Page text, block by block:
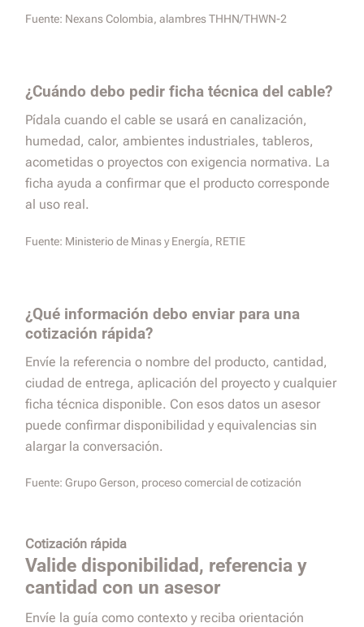
Fuente: Nexans Colombia, alambres THHN/THWN-2
¿Cuándo debo pedir ficha técnica del cable?
Pídala cuando el cable se usará en canalización,
humedad, calor, ambientes industriales, tableros,
acometidas o proyectos con exigencia normativa. La
ficha ayuda a confirmar que el producto corresponde
al uso real.
Fuente: Ministerio de Minas y Energía, RETIE
¿Qué información debo enviar para una
cotización rápida?
Envíe la referencia o nombre del producto, cantidad,
ciudad de entrega, aplicación del proyecto y cualquier
ficha técnica disponible. Con esos datos un asesor
puede confirmar disponibilidad y equivalencias sin
alargar la conversación.
Fuente: Grupo Gerson, proceso comercial de cotización
Cotización rápida
Valide disponibilidad, referencia y
cantidad con un asesor
Envíe la guía como contexto y reciba orientación